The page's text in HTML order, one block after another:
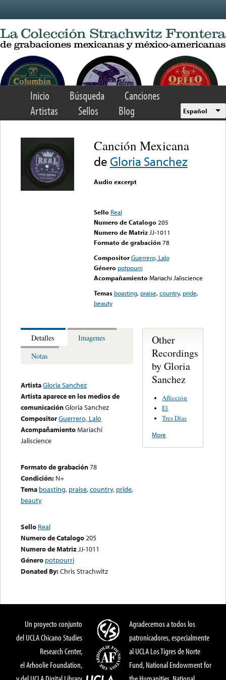
Inicio Búsqueda
Canciones
Artistas
Sellos Blog Español
Canción Mexicana
de Gloria Sanchez
Audio excerpt
Sello Real
Numero de Catalogo 205
Numero de Matriz JJ-1011
Formato de grabación 78
Compositor Guerrero, Lalo
Género potpourri
Acompañamiento Mariachi Jaliscience
Temas boasting, praise,country, pride,
beauty
Detalles
Imagenes
Notas
ArtistaGloria Sanchez
Artista aparece en los medios de
comunicaciónGloria Sanchez
CompositorGuerrero, Lalo
AcompañamientoMariachi
Jaliscience
Formato de grabación78
Condición: N+
Tema boasting, praise,country, pride,
beauty
Sello Real
Numero de Catalogo205
Numero de MatrizJJ-1011
Género potpourri
Donated By:Chris Strachwitz
Other
Recordings
by Gloria
Sanchez
Aflicción
El
Tres Días
More
Un proyecto conjunto
del UCLA Chicano Studies
Research Center,
el Arhoolie Foundation,
Agradecemos a todos los
patronicadores, especialmente
al UCLA Los Tigres de Norte
Fund, National Endowment for